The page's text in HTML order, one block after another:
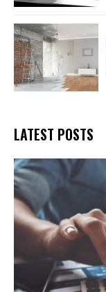
LATEST POSTS